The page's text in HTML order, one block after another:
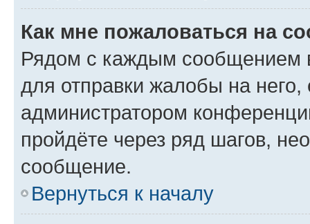
Как мне пожаловаться на
Рядом с каждым сообщением
для отправки жалобы на
администратором
пройдёте через ряд шагов,
сообщение.
Вернуться к началу